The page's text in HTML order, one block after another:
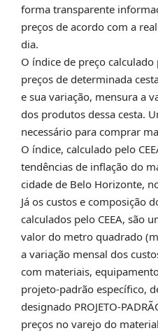
forma transparente
preços de acordo com a
dia.
O índice de preço calculado
preços de determinada
e sua variação, mensura a
dos produtos dessa cesta.
necessário para comprar
O índice, calculado pelo
tendências de inflação do
cidade de Belo Horizonte,
Já os custos e composição
calculados pelo CEEA, são
valor do metro quadrado
a variação mensal dos
com materiais,
projeto-padrão específico,
designado PROJETO-
preços no varejo do